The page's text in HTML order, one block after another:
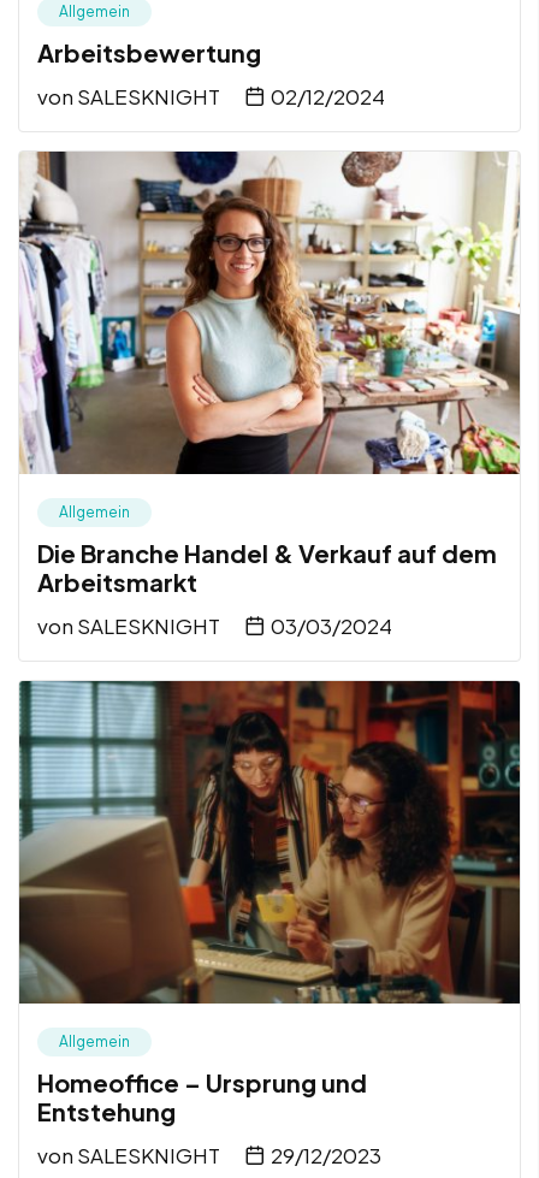
Allgemein
Arbeitsbewertung
von SALESKNIGHT 02/12/2024
Allgemein
Die Branche Handel & Verkauf auf dem
Arbeitsmarkt
von SALESKNIGHT 03/03/2024
Allgemein
Homeoffice – Ursprung und
Entstehung
von SALESKNIGHT 29/12/2023